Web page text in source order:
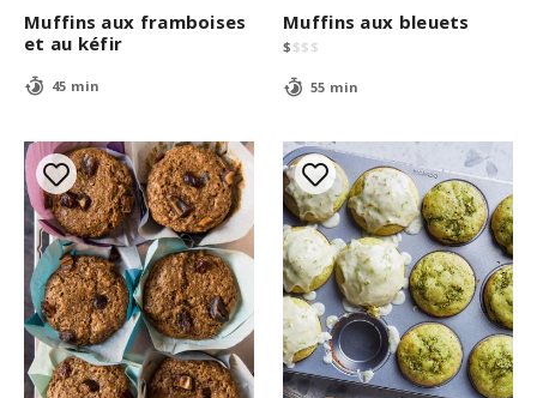
Muffins aux framboises
et au kéfir
45 min
Muffins aux bleuets
$ $$ $
55 min